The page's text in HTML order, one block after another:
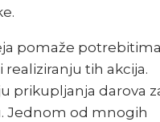
pomaže
tih akcija.
prikupljanja darova
Jednom od mnogih